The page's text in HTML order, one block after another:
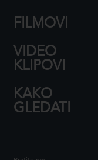
FILMOVI
VIDEO
KLIPOVI
KAKO
GLEDATI